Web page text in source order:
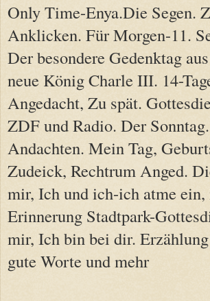
Only Time-Enya.Die Segen.
Anklicken. Für Morgen-11.
Der besondere Gedenktag
neue König Charle III. 14-
Angedacht, Zu spät.
ZDF und Radio. Der
Andachten. Mein Tag,
Zudeick, Rechtrum Anged.
mir, Ich und ich-ich atme ein,
Erinnerung Stadtpark-
mir, Ich bin bei dir.
gute Worte und mehr